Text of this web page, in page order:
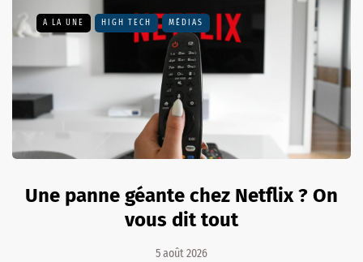
A LA UNE HIGH TECH MÉDIAS
Une panne géante chez Netflix ? On
vous dit tout
5 août 2026